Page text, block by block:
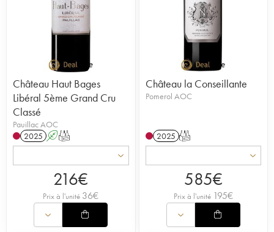
Château Haut Bages
Libéral 5ème Grand Cru
Classé
Pauillac AOC
2025 AT
216€
Prix à l'unité 36€
Château la Conseillante
Pomerol AOC
2025 T
585€
Prix à l'unité 195€